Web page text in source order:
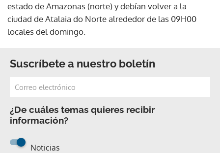
estado de Amazonas (norte) y debían volver a la
ciudad de Atalaia do Norte alrededor de las 09H00
locales del domingo.
Suscríbete a nuestro boletín
¿De cuáles temas quieres recibir
información?
Noticias